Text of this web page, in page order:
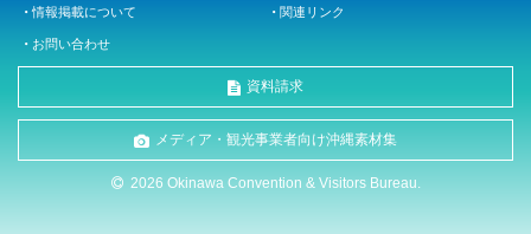
情報掲載について 関連リンク
お問い合わせ
資料請求
メディア・観光事業者向け沖縄素材集
2026 Okinawa Convention & Visitors Bureau.